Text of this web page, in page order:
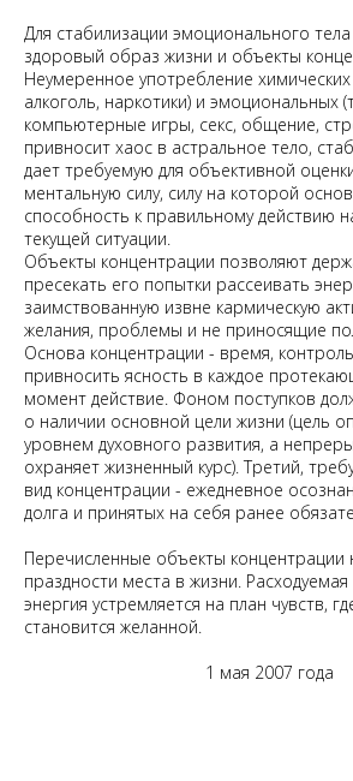
Для стабилизации эмоционального
здоровый образ жизни и объекты
Неумеренное употребление
алкоголь, наркотики) и эмоциональных
компьютерные игры, секс, общение,
привносит хаос в астральное тело,
дает требуемую для объективной
ментальную силу, силу на которой
способность к правильному действию
текущей ситуации.
Объекты концентрации позволяют
пресекать его попытки рассеивать
заимствованную извне кармическую
желания, проблемы и не приносящие
Основа концентрации - время,
привносить ясность в каждое
момент действие. Фоном поступков
о наличии основной цели жизни (цель
уровнем духовного развития, а
охраняет жизненный курс). Третий,
вид концентрации - ежедневное
долга и принятых на себя ранее
Перечисленные объекты концентрации
праздности места в жизни.
энергия устремляется на план чувств,
становится желанной.
1 мая 2007 года